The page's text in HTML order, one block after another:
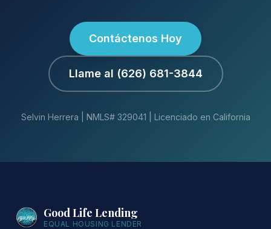
Contáctenos Hoy
Llame al (626) 681-3844
Selvin Herrera | NMLS# 329041 | Licenciado en California
Good Life Lending
EQUAL HOUSING LENDER